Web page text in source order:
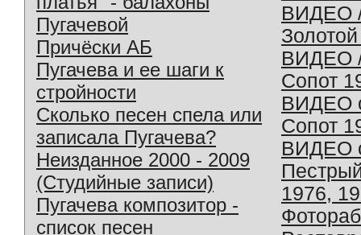
Пугачевой
Причёски АБ
Пугачева и ее шаги к
стройности
Сколько песен спела или
записала Пугачева?
Неизданное 2000 - 2009
(Студийные записи)
Пугачева композитор -
список песен
ВИДЕО
ВИДЕО
Сопот
ВИДЕО
Сопот
ВИДЕО
1976,